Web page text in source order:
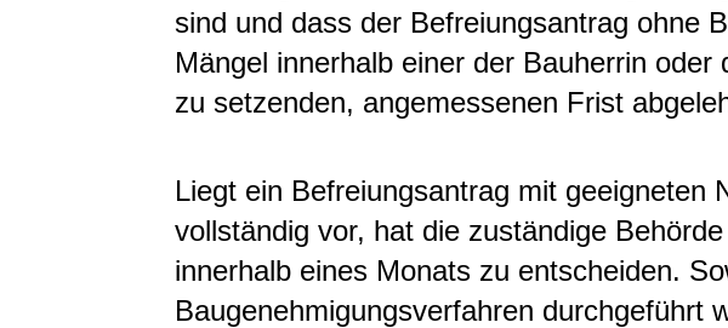
sind und dass der Befreiungsantrag ohne
Mängel innerhalb einer der Bauherrin oder
zu setzenden, angemessenen Frist
Liegt ein Befreiungsantrag mit geeigneten
vollständig vor, hat die zuständige
innerhalb eines Monats zu entscheiden.
Baugenehmigungsverfahren durchgeführt